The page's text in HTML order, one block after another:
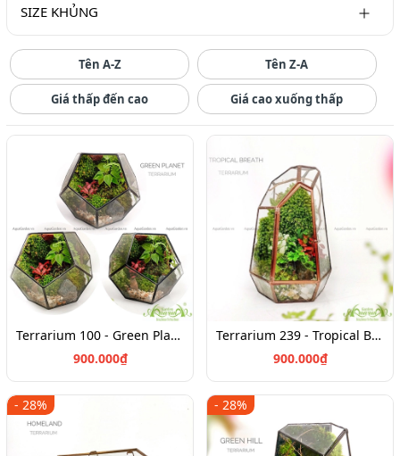
SIZE KHỦNG
Tên A-Z Tên Z-A
Giá thấp đến cao Giá cao xuống thấp
Terrarium 100 - Green Planet
900.000₫
Terrarium 239 - Tropical Breath
900.000₫
- 28% - 28%